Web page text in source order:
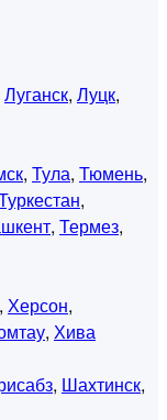
Луганск, Луцк,
, Тула, Тюмень,
,
, Термез,
, Херсон,
, Хива
, Шахтинск,